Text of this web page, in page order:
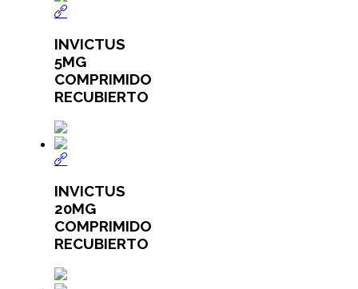
INVICTUS
5MG
COMPRIMIDO
RECUBIERTO
INVICTUS
20MG
COMPRIMIDO
RECUBIERTO